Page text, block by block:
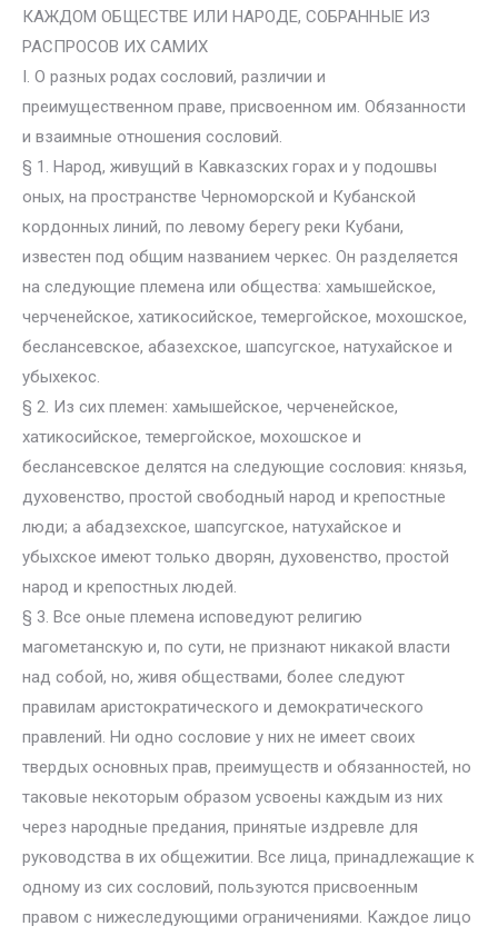
КАЖДОМ ОБЩЕСТВЕ ИЛИ НАРОДЕ, СОБРАННЫЕ ИЗ
РАСПРОСОВ ИХ САМИХ
I. О разных родах сословий, различии и
преимущественном праве, присвоенном им. Обязанности
и взаимные отношения сословий.
§ 1. Народ, живущий в Кавказских горах и у подошвы
оных, на пространстве Черноморской и Кубанской
кордонных линий, по левому берегу реки Кубани,
известен под общим названием черкес. Он разделяется
на следующие племена или общества: хамышейское,
черченейское, хатикосийское, темергойское, мохошское,
беслансевское, абазехское, шапсугское, натухайское и
убыхекос.
§ 2. Из сих племен: хамышейское, черченейское,
хатикосийское, темергойское, мохошское и
беслансевское делятся на следующие сословия: князья,
духовенство, простой свободный народ и крепостные
люди; а абадзехское, шапсугское, натухайское и
убыхское имеют только дворян, духовенство, простой
народ и крепостных людей.
§ 3. Все оные племена исповедуют религию
магометанскую и, по сути, не признают никакой власти
над собой, но, живя обществами, более следуют
правилам аристократического и демократического
правлений. Ни одно сословие у них не имеет своих
твердых основных прав, преимуществ и обязанностей, но
таковые некоторым образом усвоены каждым из них
через народные предания, принятые издревле для
руководства в их общежитии. Все лица, принадлежащие к
одному из сих сословий, пользуются присвоенным
правом с нижеследующими ограничениями. Каждое лицо